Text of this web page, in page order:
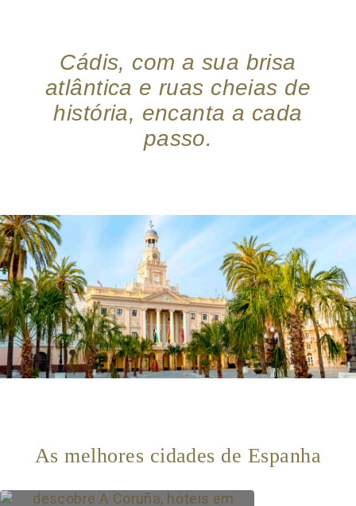
Cádis, com a sua brisa
atlântica e ruas cheias de
história, encanta a cada
passo.
As melhores cidades de Espanha